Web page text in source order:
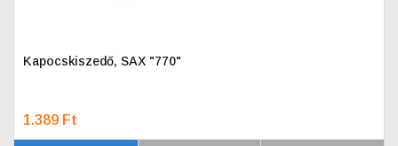
Kapocskiszedő, SAX "770"
1.389 Ft